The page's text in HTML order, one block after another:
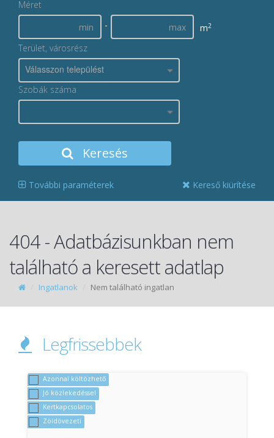
Méret
-
m2
Terület, városrész
Válasszon települést
Szobák száma
Keresés
További paraméterek Kereső kiürítése
404 - Adatbázisunkban nem
található a keresett adatlap
Ingatlanok Nem található ingatlan
Legfrissebbek
Azonnal költözhető
Jó közlekedéssel
Kertkapcsolatos
Zöldövezeti